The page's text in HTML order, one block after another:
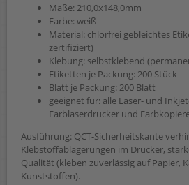
Maße: 210,0x148,0mm
Farbe: weiß
Material: chlorfrei gebleichtes
zertifiziert)
Klebung: selbstklebend
Etiketten je Packung: 200 Stück
Blatt je Packung: 200 Blatt
geeignet für: alle Laser- und
Farblaserdrucker und
Ausführung: QCT-Sicherheitskante
Klebstoffablagerungen im Drucker,
Qualität (kleben zuverlässig auf Papier,
Kunststoffen).